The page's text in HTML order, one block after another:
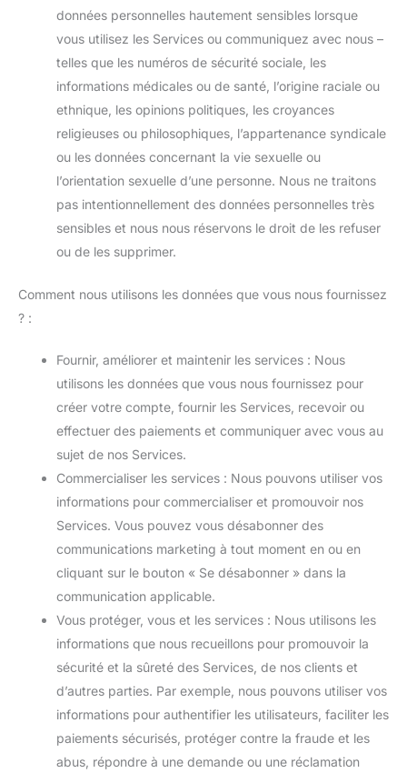
données personnelles hautement sensibles lorsque
vous utilisez les Services ou communiquez avec nous –
telles que les numéros de sécurité sociale, les
informations médicales ou de santé, l’origine raciale ou
ethnique, les opinions politiques, les croyances
religieuses ou philosophiques, l’appartenance syndicale
ou les données concernant la vie sexuelle ou
l’orientation sexuelle d’une personne. Nous ne traitons
pas intentionnellement des données personnelles très
sensibles et nous nous réservons le droit de les refuser
ou de les supprimer.
Comment nous utilisons les données que vous nous fournissez
? :
Fournir, améliorer et maintenir les services : Nous
utilisons les données que vous nous fournissez pour
créer votre compte, fournir les Services, recevoir ou
effectuer des paiements et communiquer avec vous au
sujet de nos Services.
Commercialiser les services : Nous pouvons utiliser vos
informations pour commercialiser et promouvoir nos
Services. Vous pouvez vous désabonner des
communications marketing à tout moment en ou en
cliquant sur le bouton « Se désabonner » dans la
communication applicable.
Vous protéger, vous et les services : Nous utilisons les
informations que nous recueillons pour promouvoir la
sécurité et la sûreté des Services, de nos clients et
d’autres parties. Par exemple, nous pouvons utiliser vos
informations pour authentifier les utilisateurs, faciliter les
paiements sécurisés, protéger contre la fraude et les
abus, répondre à une demande ou une réclamation